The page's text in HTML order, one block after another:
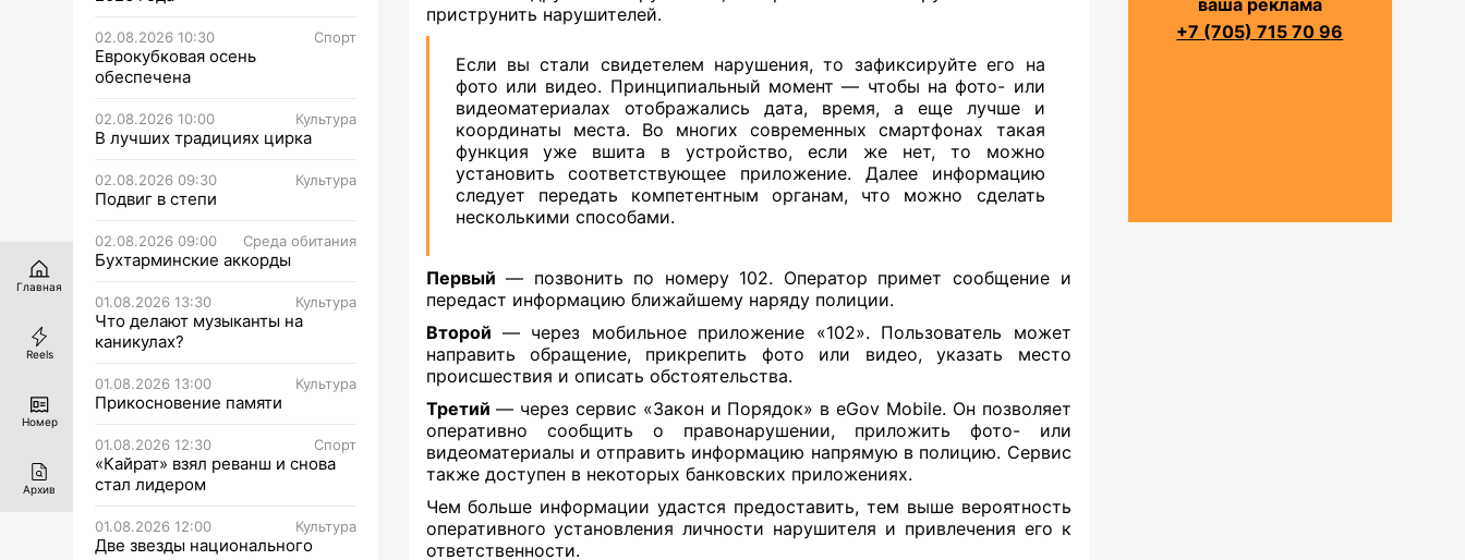
02.08.2026 10:30 Спорт
Еврокубковая осень
обеспечена
02.08.2026 10:00 Культура
В лучших традициях цирка
02.08.2026 09:30 Культура
Подвиг в степи
02.08.2026 09:00 Среда обитания
Бухтарминские аккорды
01.08.2026 13:30 Культура
Что делают музыканты на
каникулах?
01.08.2026 13:00 Культура
Прикосновение памяти
01.08.2026 12:30 Спорт
«Кайрат» взял реванш и снова
стал лидером
01.08.2026 12:00 Культура
Две звезды национального
приструнить нарушителей.
Если вы стали свидетелем нарушения, то зафиксируйте его на
фото или видео. Принципиальный момент — чтобы на фото- или
видеоматериалах отображались дата, время, а еще лучше и
координаты места. Во многих современных смартфонах такая
функция уже вшита в устройство, если же нет, то можно
установить соответствующее приложение. Далее информацию
следует передать компетентным органам, что можно сделать
несколькими способами.
Первый — позвонить по номеру 102. Оператор примет сообщение и
передаст информацию ближайшему наряду полиции.
Второй — через мобильное приложение «102». Пользователь может
направить обращение, прикрепить фото или видео, указать место
происшествия и описать обстоятельства.
Третий — через сервис «Закон и Порядок» в eGov Mobile. Он позволяет
оперативно сообщить о правонарушении, приложить фото- или
видеоматериалы и отправить информацию напрямую в полицию. Сервис
также доступен в некоторых банковских приложениях.
Чем больше информации удастся предоставить, тем выше вероятность
оперативного установления личности нарушителя и привлечения его к
ответственности.
+7 (705) 715 70 96
Главная
Reels
Номер
Архив